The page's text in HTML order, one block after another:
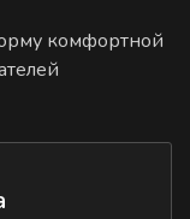
комфортной